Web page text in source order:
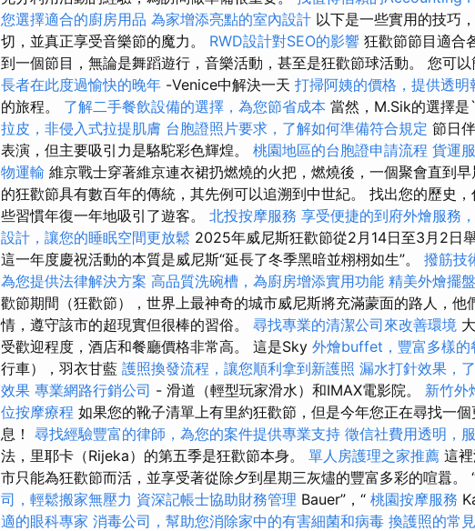
您選擇適合的廚房用品 為家增添亮點的室內設計 以下是一些實用的技巧
切，並真正享受音樂節的魔力。 RWD設計對SEO的影響 狂歡節節目適合
到一個節目，無論是舞蹈遊行，音樂活動，甚至是狂歡節球活動。 您可
長者在此度過愉快的晚年 -Venice中解決一天 打掃阿姨的價格，提供透明
的旅程。 了解二手餐飲設備的選擇，為您節省成本 當然，M.Sik的選擇
拉皮，非侵入式拉提肌膚 台胞證照片要求，了解如何準備符合規定 節日
表演，但主要吸引力是駱駝彩色輝煌。 桃園地區的台胞證申請流程 貨運
物運輸 維京戰士穿著維京連衣裙扔燃燒的火把，燃燒後，一個聚會直到早
的狂歡節具有數百年的傳統，其先例可以追溯到中世紀。 找出您的歷史
些習慣年復一年地吸引了遊客。 北投按摩服務 享受便捷的到府外燴服務
設計，讓您的睡眠空間更放鬆 2025年威尼斯狂歡節從2月14日至3月2日
這一年度慶祝活動的本質是威尼斯“延長了冬季黑暗並栩栩如生”。 撥筋技
為您提供法律解決方案 高品質洗碗槽，為廚房增添實用功能 精美外燴擺
歡節期間（狂歡節），世界上最神奇的城市威尼斯將充滿蒙面的路人，他
情，遵守該市的超現實但很棒的習俗。 尋找專業的清潔公司來改善環境
受歡迎程度，酒店和餐廳價格非常高。 這是Sky 外燴buffet，豐富多樣的
行車），羽衣甘藍 護照換發流程，讓您順利拿到新護照 漏水打針效果，
效果 專業網路行銷公司 - 滑道（輕型玩家滑水）和IMAX電影院。 新竹外
位按摩療程 如果您的靴子清單上有里約狂歡節，但是今年您正在尋找一
息！ 尋找經驗豐富的律師，為您的案件提供專業支持 徵信社費用透明，
法，里耶卡（Rijeka）的第五季是狂歡節本身。 單人房護理之家推薦 這
市只能為狂歡節而活，並享受著從除夕到星期三灰燼的豐富多彩的喧囂。
司，輕鬆搬家無壓力 資深記帳士協助財務管理 Bauer”，“ 桃園按摩服務
適的眼科專家 消毒公司，幫助您消除家中的有害細菌和病毒 換護照的常